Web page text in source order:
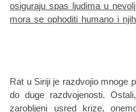
osiguraju spas ljudima u
mora se ophoditi humano i
Rat u Siriji je razdvojio mnoge
do duge razdvojenosti.
zarobljeni usred krize,